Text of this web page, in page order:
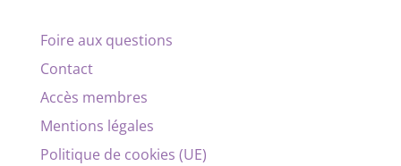
Foire aux questions
Contact
Accès membres
Mentions légales
Politique de cookies (UE)